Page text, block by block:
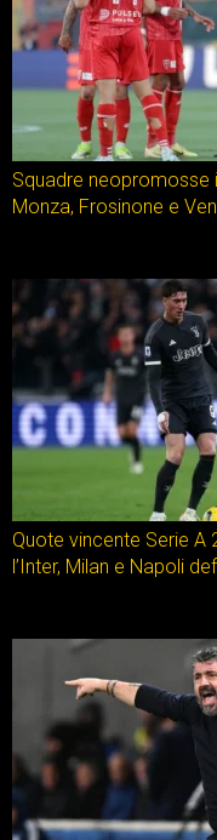
Squadre neopromosse
Monza, Frosinone e
Quote vincente Serie
l’Inter, Milan e Napoli